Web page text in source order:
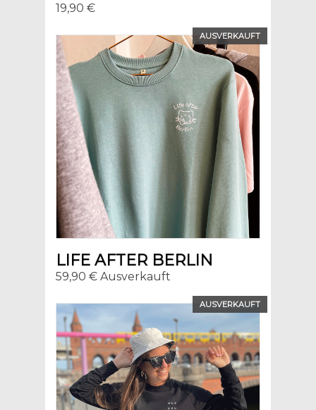
19,90 €
AUSVERKAUFT
LIFE AFTER BERLIN
59,90 € Ausverkauft
AUSVERKAUFT